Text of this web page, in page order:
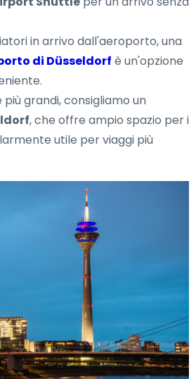
in arrivo dall'aeroporto, una
di Düsseldorf è un'opzione
grandi, consigliamo un
, che offre ampio spazio per i
utile per viaggi più